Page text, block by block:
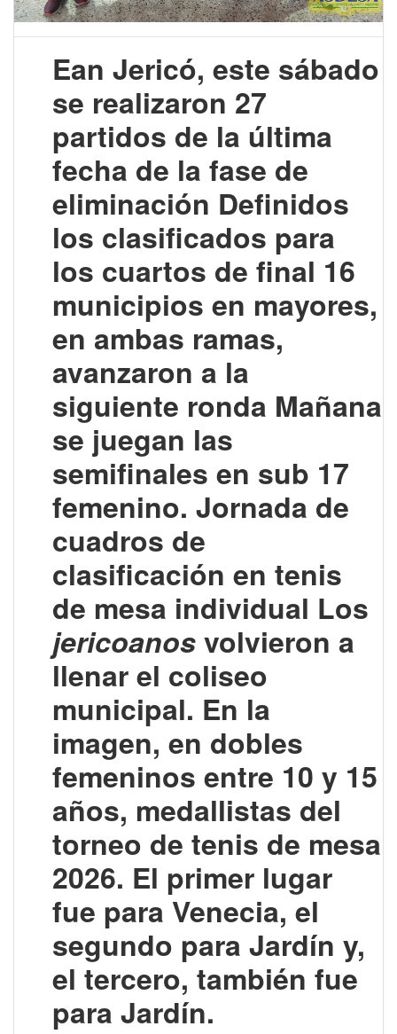
Ean Jericó, este sábado
se realizaron 27
partidos de la última
fecha de la fase de
eliminación Definidos
los clasificados para
los cuartos de final 16
municipios en mayores,
en ambas ramas,
avanzaron a la
siguiente ronda Mañana
se juegan las
semifinales en sub 17
femenino. Jornada de
cuadros de
clasificación en tenis
de mesa individual Los
jericoanosvolvieron a
llenar el coliseo
municipal. En la
imagen, en dobles
femeninos entre 10 y 15
años, medallistas del
torneo de tenis de mesa
2026. El primer lugar
fue para Venecia, el
segundo para Jardín y,
el tercero, también fue
para Jardín.